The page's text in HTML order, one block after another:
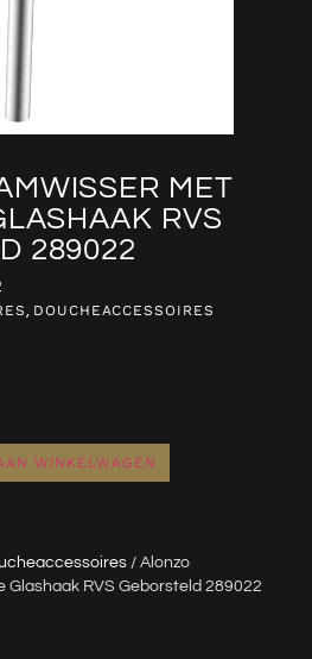
MET
RVS
289022
/ Alonzo
Glashaak RVS Geborsteld 289022
, DOUCHEACCESSOIRES
WINKELWAGEN